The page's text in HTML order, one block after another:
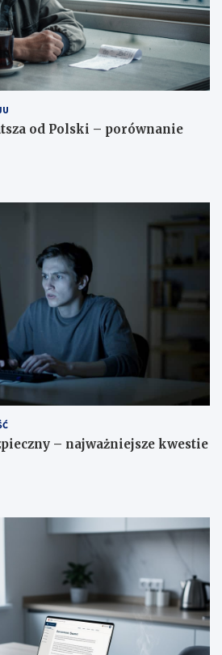
od Polski – porównanie
– najważniejsze kwestie